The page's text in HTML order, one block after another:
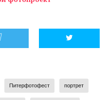
Питерфотофест портрет